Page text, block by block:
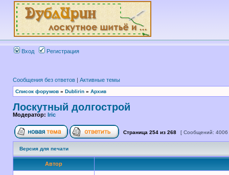
Вход Регистрация
Сообщения без ответов | Активные темы
Список форумов » Dublirin » Архив
Лоскутный долгострой
Модератор: Iric
Страница 254 из 268 [ Сообщений:
Версия для печати
Автор